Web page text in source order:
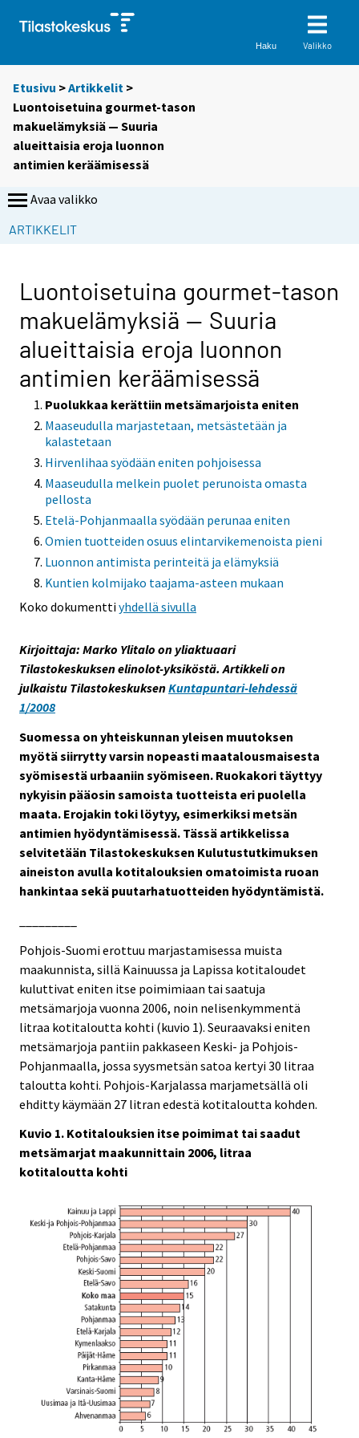
Haku Valikko
Etusivu >Artikkelit >
Luontoisetuina gourmet-tason
makuelämyksiä — Suuria
alueittaisia eroja luonnon
antimien keräämisessä
Avaa valikko
ARTIKKELIT
Luontoisetuina gourmet-tason
makuelämyksiä — Suuria
alueittaisia eroja luonnon
antimien keräämisessä
Puolukkaa kerättiin metsämarjoista eniten
Maaseudulla marjastetaan, metsästetään ja
kalastetaan
Hirvenlihaa syödään eniten pohjoisessa
Maaseudulla melkein puolet perunoista omasta
pellosta
Etelä-Pohjanmaalla syödään perunaa eniten
Omien tuotteiden osuus elintarvikemenoista pieni
Luonnon antimista perinteitä ja elämyksiä
Kuntien kolmijako taajama-asteen mukaan
Koko dokumenttiyhdellä sivulla
Kirjoittaja: Marko Ylitalo on yliaktuaari
Tilastokeskuksen elinolot-yksiköstä. Artikkeli on
julkaistu TilastokeskuksenKuntapuntari-lehdessä
1/2008
Suomessa on yhteiskunnan yleisen muutoksen
myötä siirrytty varsin nopeasti maatalousmaisesta
syömisestä urbaaniin syömiseen. Ruokakori täyttyy
nykyisin pääosin samoista tuotteista eri puolella
maata. Erojakin toki löytyy, esimerkiksi metsän
antimien hyödyntämisessä. Tässä artikkelissa
selvitetään Tilastokeskuksen Kulutustutkimuksen
aineiston avulla kotitalouksien omatoimista ruoan
hankintaa sekä puutarhatuotteiden hyödyntämistä.
Pohjois-Suomi erottuu marjastamisessa muista
maakunnista, sillä Kainuussa ja Lapissa kotitaloudet
kuluttivat eniten itse poimimiaan tai saatuja
metsämarjoja vuonna 2006, noin nelisenkymmentä
litraa kotitaloutta kohti (kuvio 1). Seuraavaksi eniten
metsämarjoja pantiin pakkaseen Keski- ja Pohjois-
Pohjanmaalla, jossa syysmetsän satoa kertyi 30 litraa
taloutta kohti. Pohjois-Karjalassa marjametsällä oli
ehditty käymään 27 litran edestä kotitaloutta kohden.
Kuvio 1. Kotitalouksien itse poimimat tai saadut
metsämarjat maakunnittain 2006, litraa
kotitaloutta kohti